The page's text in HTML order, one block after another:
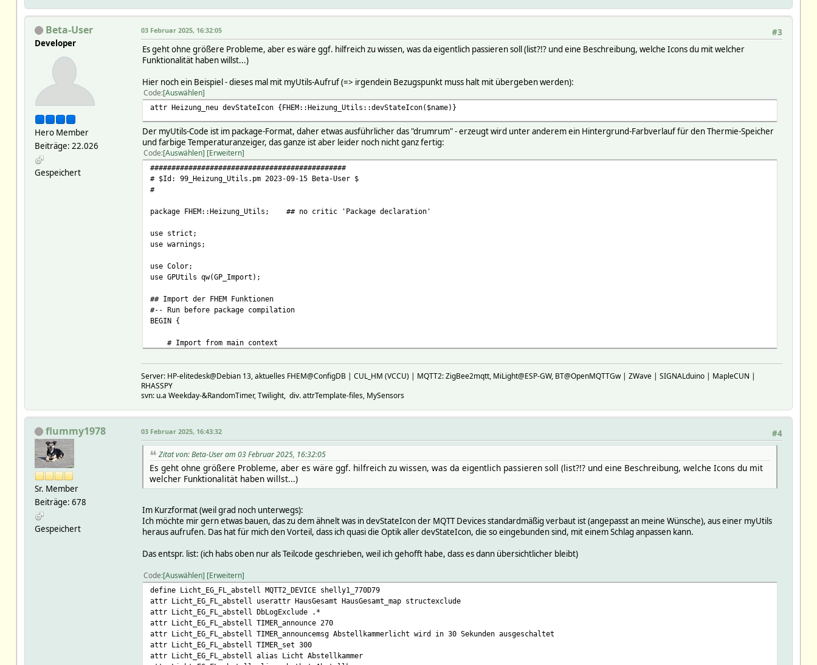
Beta-User
Developer
Hero Member
Beiträge: 22.026
Gespeichert
#3
03 Februar 2025, 16:32:05
Es geht ohne größere Probleme, aber es wäre ggf. hilfreich zu wissen, was da eigentlich passieren soll (list?!? und eine Beschreibung, welche Icons du mit welcher
Funktionalität haben willst...)
Hier noch ein Beispiel - dieses mal mit myUtils-Aufruf (=> irgendein Bezugspunkt muss halt mit übergeben werden):
Code Auswählen
attr Heizung_neu devStateIcon {FHEM::Heizung_Utils::devStateIcon($name)}
Der myUtils-Code ist im package-Format, daher etwas ausführlicher das "drumrum" - erzeugt wird unter anderem ein Hintergrund-Farbverlauf für den Thermie-Speicher
und farbige Temperaturanzeiger, das ganze ist aber leider noch nicht ganz fertig:
Code Auswählen Erweitern
##############################################
# $Id: 99_Heizung_Utils.pm 2023-09-15 Beta-User $
#
package FHEM::Heizung_Utils; ## no critic 'Package declaration'
use strict;
use warnings;
use Color;
use GPUtils qw(GP_Import);
## Import der FHEM Funktionen
#-- Run before package compilation
BEGIN {
# Import from main context
qw(
FW_makeImage
AttrVal
InternalVal
ReadingsVal
ReadingsNum
ReadingsAge
isday
defs
FW_iconPath
FW_icondir
FW_ME
)
);
}
sub main::Heizung_Utils_Initialize { goto &Initialize }
# initialize ##################################################################
sub Initialize {
my $hash = shift;
return;
}
# Enter you functions below _this_ line.
# . FW_makeImage("$alivecolor","lan_rs485") . " <a href=\"/fhem?cmd.dummy=set $name status1 $pumpcom&XHR=1\">". FW_makeImage("$relaystate","off") .
Server: HP-elitedesk@Debian 13, aktuelles FHEM@ConfigDB | CUL_HM (VCCU) | MQTT2: ZigBee2mqtt, MiLight@ESP-GW, BT@OpenMQTTGw | ZWave | SIGNALduino | MapleCUN |
RHASSPY
svn: u.a Weekday-&RandomTimer, Twilight, div. attrTemplate-files, MySensors
flummy1978
Sr. Member
Beiträge: 678
Gespeichert
#4
03 Februar 2025, 16:43:32
Zitat von: Beta-User am 03 Februar 2025, 16:32:05
Es geht ohne größere Probleme, aber es wäre ggf. hilfreich zu wissen, was da eigentlich passieren soll (list?!? und eine Beschreibung, welche Icons du mit
welcher Funktionalität haben willst...)
Im Kurzformat (weil grad noch unterwegs):
Ich möchte mir gern etwas bauen, das zu dem ähnelt was in devStateIcon der MQTT Devices standardmäßig verbaut ist (angepasst an meine Wünsche), aus einer myUtils
heraus aufrufen. Das hat für mich den Vorteil, dass ich quasi die Optik aller devStateIcon, die so eingebunden sind, mit einem Schlag anpassen kann.
Das entspr. list: (ich habs oben nur als Teilcode geschrieben, weil ich gehofft habe, dass es dann übersichtlicher bleibt)
Code Auswählen Erweitern
define Licht_EG_FL_abstell MQTT2_DEVICE shelly1_770D79
attr Licht_EG_FL_abstell userattr HausGesamt HausGesamt_map structexclude
attr Licht_EG_FL_abstell DbLogExclude .*
attr Licht_EG_FL_abstell TIMER_announce 270
attr Licht_EG_FL_abstell TIMER_announcemsg Abstellkammerlicht wird in 30 Sekunden ausgeschaltet
attr Licht_EG_FL_abstell TIMER_set 300
attr Licht_EG_FL_abstell alias Licht Abstellkammer